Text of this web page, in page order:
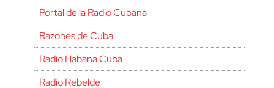
Portal de la Radio Cubana
Razones de Cuba
Radio Habana Cuba
Radio Rebelde